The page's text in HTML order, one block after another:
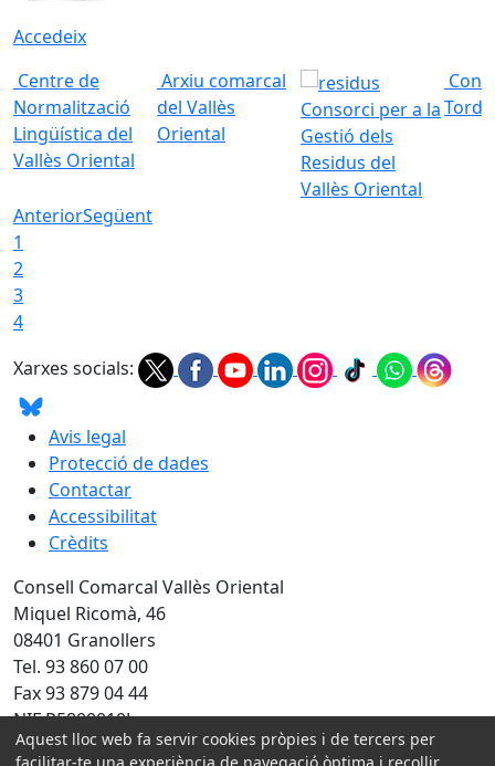
Accedeix
Centre de
Normalització
Lingüística del
Vallès Oriental
Arxiu comarcal
del Vallès
Oriental
Consorci per a la
Gestió dels
Residus del
Vallès Oriental
AnteriorSegüent
1
2
3
4
Xarxes socials:
Avis legal
Protecció de dades
Contactar
Accessibilitat
Crèdits
Consell Comarcal Vallès Oriental
Miquel Ricomà, 46
08401 Granollers
Tel. 93 860 07 00
Fax 93 879 04 44
NIF P5800010J
Aquest lloc web fa servir cookies pròpies i de tercers per